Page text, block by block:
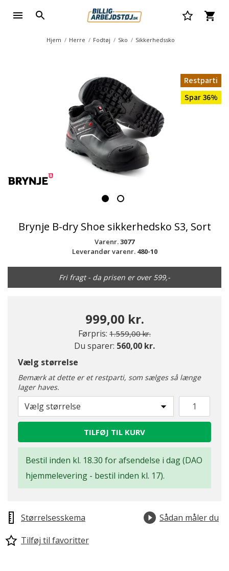
Hjem Herre Fodtøj Sko Sikkerhedssko
Restparti
Spar 36%
Brynje B-dry Shoe sikkerhedsko S3, Sort
Varenr.3077
Leverandør varenr. 480-10
Fri fragt - da prisen er over 599,-
999,00 kr.
Førpris: Pris nedsat fra
1.559,00 kr.til
Du sparer: 560,00 kr.
Vælg størrelse
Bemærk at dette er et restparti, som sælges så længe
lager haves.
Vælg størrelse
TILFØJ TIL KURV
Bestil inden kl. 18.30 for afsendelse i dag (DAO
hjemmelevering - bestil inden kl. 17).
Størrelsesskema
Sådan måler du
Tilføj til favoritter